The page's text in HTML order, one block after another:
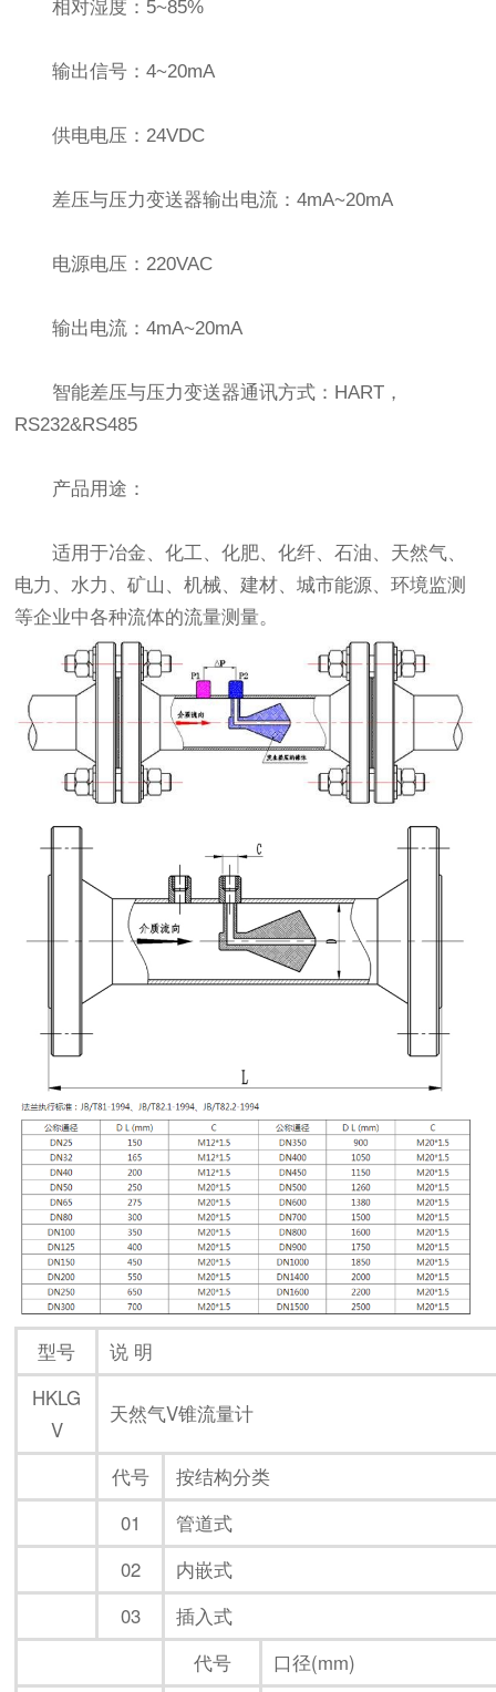
相对湿度：5~85%
输出信号：4~20mA
供电电压：24VDC
差压与压力变送器输出电流：4mA~20mA
电源电压：220VAC
输出电流：4mA~20mA
智能差压与压力变送器通讯方式：HART，
RS232&RS485
产品用途：
适用于冶金、化工、化肥、化纤、石油、天然气、
电力、水力、矿山、机械、建材、城市能源、环境监测
等企业中各种流体的流量测量。
型号
说 明
HKLG
V
天然气V锥流量计
代号
按结构分类
01
管道式
02
内嵌式
03
插入式
代号
口径(mm)